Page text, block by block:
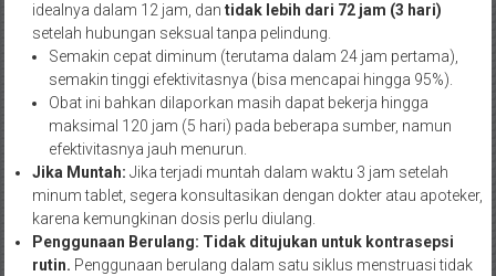
idealnya dalam 12 jam, dan tidak lebih dari 72 jam (3 hari)
setelah hubungan seksual tanpa pelindung.
Semakin cepat diminum (terutama dalam 24 jam pertama),
semakin tinggi efektivitasnya (bisa mencapai hingga 95%).
Obat ini bahkan dilaporkan masih dapat bekerja hingga
maksimal 120 jam (5 hari) pada beberapa sumber, namun
efektivitasnya jauh menurun.
Jika Muntah: Jika terjadi muntah dalam waktu 3 jam setelah
minum tablet, segera konsultasikan dengan dokter atau apoteker,
karena kemungkinan dosis perlu diulang.
Penggunaan Berulang: Tidak ditujukan untuk kontrasepsi
rutin. Penggunaan berulang dalam satu siklus menstruasi tidak